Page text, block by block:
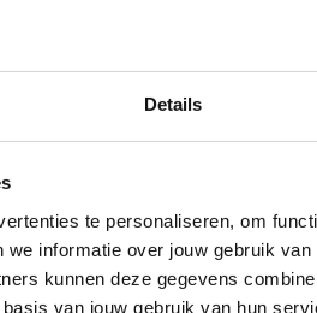
Details
te personaliseren, om
informatie over jouw gebruik
kunnen deze gegevens
van jouw gebruik van hun